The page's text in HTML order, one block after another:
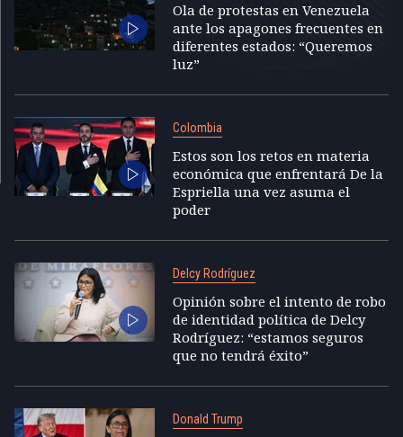
Ola de protestas en Venezuela
ante los apagones frecuentes en
diferentes estados: “Queremos
luz”
Colombia
Estos son los retos en materia
económica que enfrentará De la
Espriella una vez asuma el
poder
Delcy Rodríguez
Opinión sobre el intento de robo
de identidad política de Delcy
Rodríguez: “estamos seguros
que no tendrá éxito”
Donald Trump